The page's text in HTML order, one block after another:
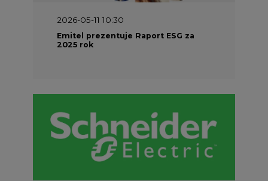
2026-05-11 10:30
Emitel prezentuje Raport ESG za
2025 rok